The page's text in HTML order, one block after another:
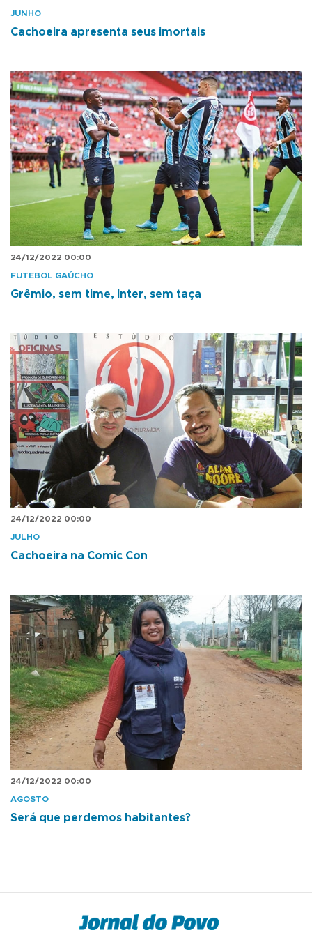
JUNHO
Cachoeira apresenta seus imortais
24/12/2022 00:00
FUTEBOL GAÚCHO
Grêmio, sem time, Inter, sem taça
24/12/2022 00:00
JULHO
Cachoeira na Comic Con
24/12/2022 00:00
AGOSTO
Será que perdemos habitantes?